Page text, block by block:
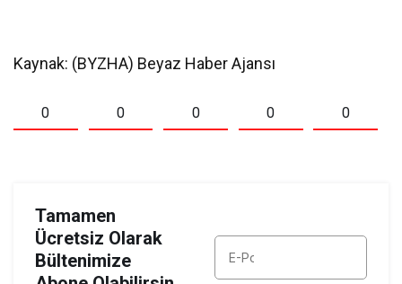
Kaynak: (BYZHA) Beyaz Haber Ajansı
0 0 0 0 0
Tamamen
Ücretsiz Olarak
Bültenimize